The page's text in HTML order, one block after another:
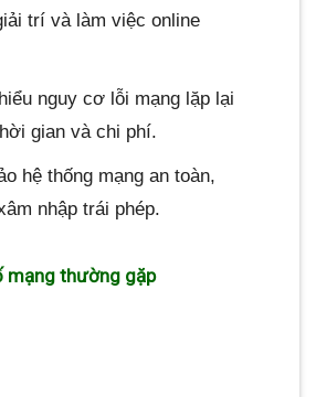
trí và làm việc online
nguy cơ lỗi mạng lặp lại
gian và chi phí.
hệ thống mạng an toàn,
nhập trái phép.
thường gặp